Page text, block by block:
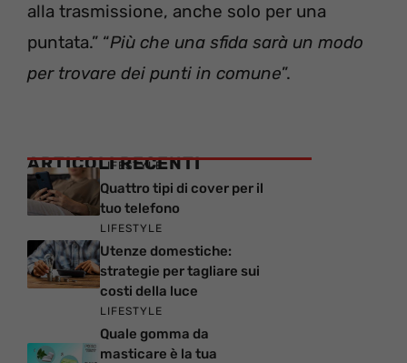
alla trasmissione, anche solo per una
puntata.” “Più che una sfida sarà un modo
per trovare dei punti in comune”.
ARTICOLI RECENTI
LIFESTYLE
Quattro tipi di cover per il
tuo telefono
LIFESTYLE
Utenze domestiche:
strategie per tagliare sui
costi della luce
LIFESTYLE
Quale gomma da
masticare è la tua